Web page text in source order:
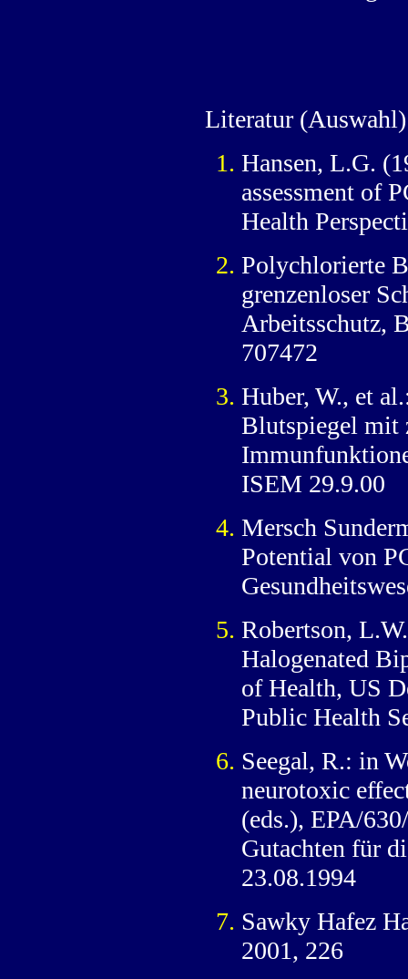
Literatur
Hansen, L.G.
assessment of
Health
Polychlorierte
grenzenloser
Arbeitsschutz,
707472
Huber, W., et
Blutspiegel mit
ISEM 29.9.00
Mersch
Potential von
Robertson,
Halogenated
of Health, US
Public Health
Seegal, R.: in
neurotoxic
(eds.), EPA/
Gutachten für
23.08.1994
Sawky Hafez
2001, 226